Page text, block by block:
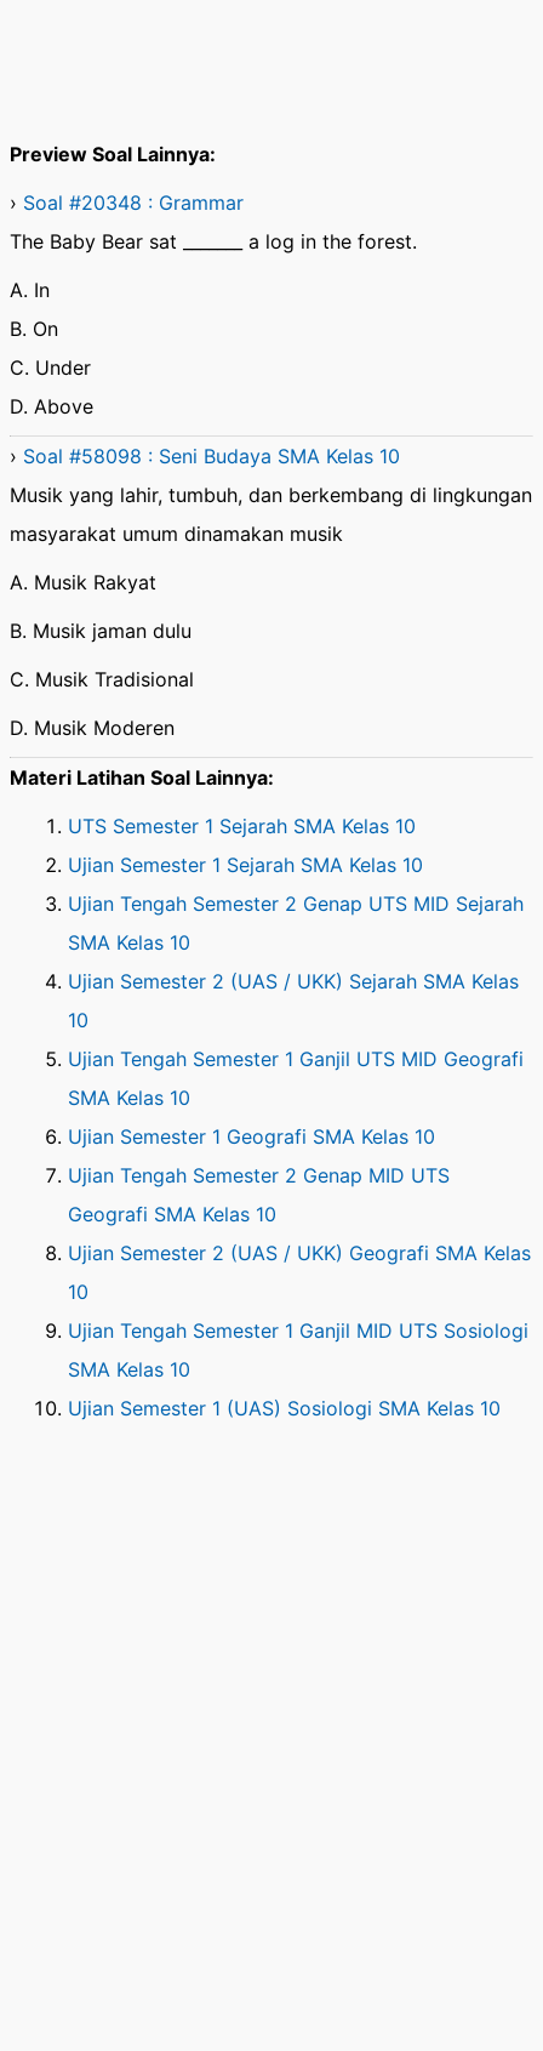
Preview Soal Lainnya:
› Soal #20348 : Grammar
The Baby Bear sat _______ a log in the forest.
A. In
B. On
C. Under
D. Above
› Soal #58098 : Seni Budaya SMA Kelas 10
Musik yang lahir, tumbuh, dan berkembang di lingkungan
masyarakat umum dinamakan musik
A. Musik Rakyat
B. Musik jaman dulu
C. Musik Tradisional
D. Musik Moderen
Materi Latihan Soal Lainnya:
UTS Semester 1 Sejarah SMA Kelas 10
Ujian Semester 1 Sejarah SMA Kelas 10
Ujian Tengah Semester 2 Genap UTS MID Sejarah
SMA Kelas 10
Ujian Semester 2 (UAS / UKK) Sejarah SMA Kelas
10
Ujian Tengah Semester 1 Ganjil UTS MID Geografi
SMA Kelas 10
Ujian Semester 1 Geografi SMA Kelas 10
Ujian Tengah Semester 2 Genap MID UTS
Geografi SMA Kelas 10
Ujian Semester 2 (UAS / UKK) Geografi SMA Kelas
10
Ujian Tengah Semester 1 Ganjil MID UTS Sosiologi
SMA Kelas 10
Ujian Semester 1 (UAS) Sosiologi SMA Kelas 10